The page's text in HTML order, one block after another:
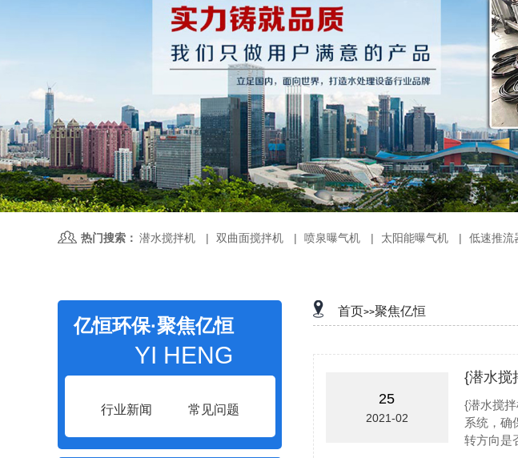
热门搜索： 潜水搅拌机 | 双曲面搅拌机 | 喷泉曝气机 | 太阳能曝气机 | 低速推流
亿恒环保·聚焦亿恒
YI HENG
行业新闻 常见问题
首页>>聚焦亿恒
25
2021-02
{潜水搅
{潜水搅
系统，确
转方向是